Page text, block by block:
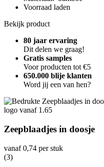
Voorraad laden
Bekijk product
80 jaar ervaring
Dit delen we graag!
Gratis samples
Voor producten tot €5
650.000 blije klanten
Word jij een van hen?
Zeepblaadjes in doosje
vanaf0,74 per stuk
(3)